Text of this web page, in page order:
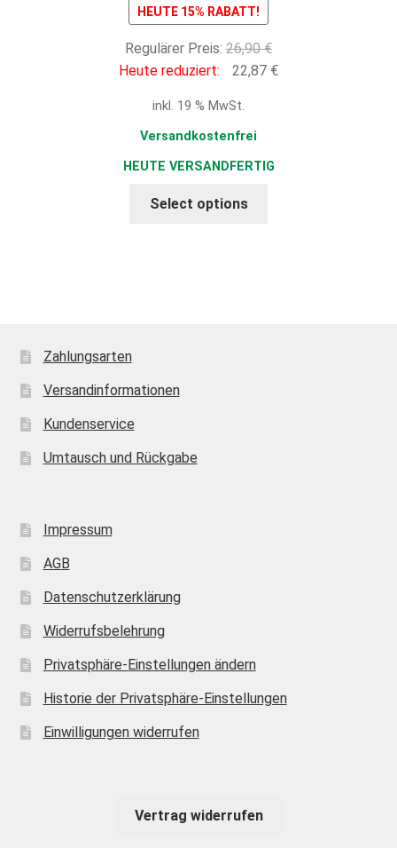
HEUTE 15% RABATT!
Regulärer Preis: 26,90€Ursprünglicher
Preis
Heute reduziert: 22,87 €Aktueller
inkl. 19 % MwSt.
Versandkostenfrei
HEUTE VERSANDFERTIG
Select options
Zahlungsarten
Versandinformationen
Kundenservice
Umtausch und Rückgabe
Impressum
AGB
Datenschutzerklärung
Widerrufsbelehrung
Privatsphäre-Einstellungen ändern
Historie der Privatsphäre-Einstellungen
Einwilligungen widerrufen
Vertrag widerrufen